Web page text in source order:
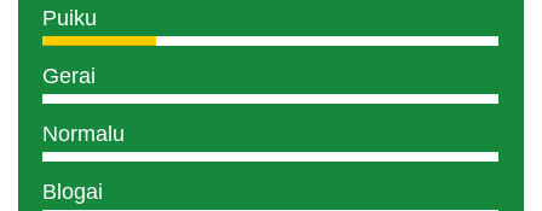
Puiku
Gerai
Normalu
Blogai